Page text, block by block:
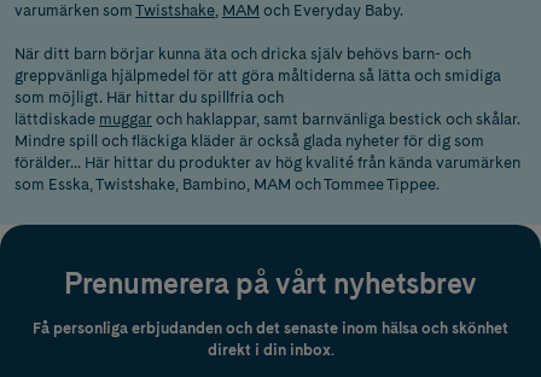
varumärken som Twistshake, MAM och Everyday Baby.
När ditt barn börjar kunna äta och dricka själv behövs barn- och
greppvänliga hjälpmedel för att göra måltiderna så lätta och smidiga
som möjligt. Här hittar du spillfria och
lättdiskade muggar och haklappar, samt barnvänliga bestick och skålar.
Mindre spill och fläckiga kläder är också glada nyheter för dig som
förälder... Här hittar du produkter av hög kvalité från kända varumärken
som Esska, Twistshake, Bambino, MAM och Tommee Tippee.
Prenumerera på vårt nyhetsbrev
Få personliga erbjudanden och det senaste inom hälsa och skönhet
direkt i din inbox.